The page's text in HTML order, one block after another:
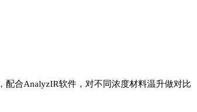
，配合AnalyzIR软件，对不同浓度材料温升做对比